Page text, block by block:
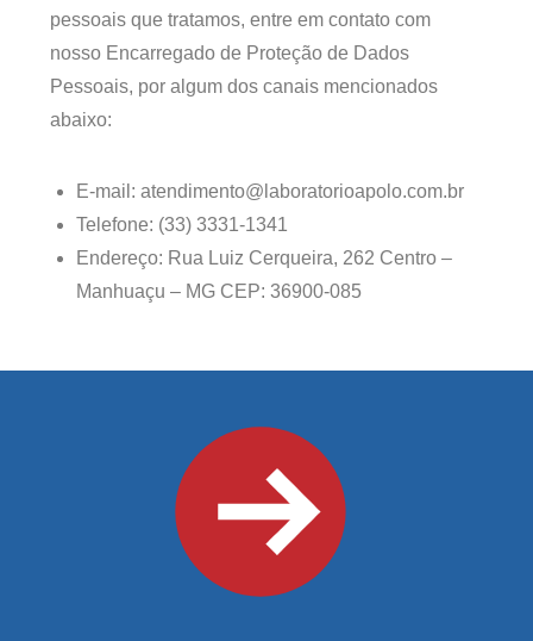
pessoais que tratamos, entre em contato com
nosso Encarregado de Proteção de Dados
Pessoais, por algum dos canais mencionados
abaixo:
E-mail: atendimento@laboratorioapolo.com.br
Telefone: (33) 3331-1341
Endereço: Rua Luiz Cerqueira, 262 Centro –
Manhuaçu – MG CEP: 36900-085